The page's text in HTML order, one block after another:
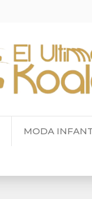
MODA